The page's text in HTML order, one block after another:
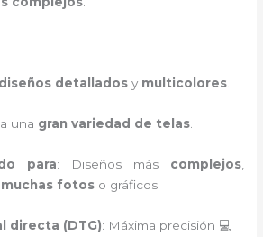
diseños detalladosy multicolores.
una gran variedad de telas.
para: Diseños más complejos,
fotos o gráficos.
directa (DTG): Máxima precisión 💻